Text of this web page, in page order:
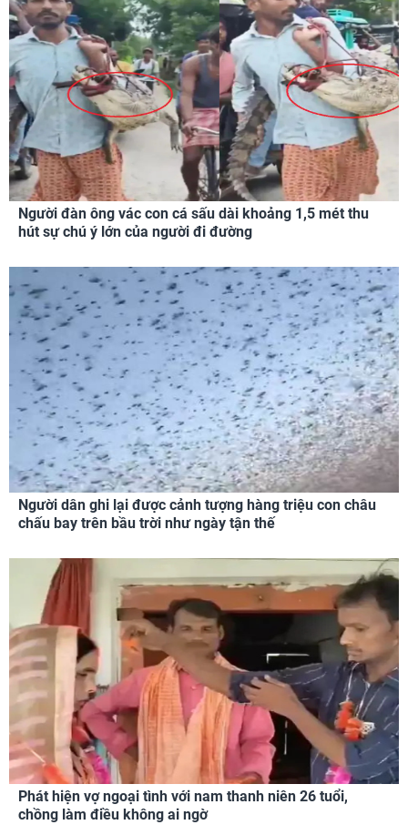
Người đàn ông vác con cá sấu dài khoảng 1,5 mét thu
hút sự chú ý lớn của người đi đường
Người dân ghi lại được cảnh tượng hàng triệu con châu
chấu bay trên bầu trời như ngày tận thế
Phát hiện vợ ngoại tình với nam thanh niên 26 tuổi,
chồng làm điều không ai ngờ